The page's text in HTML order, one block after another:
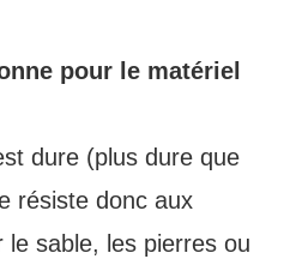
pour le matériel
dure (plus dure que
résiste donc aux
le sable, les pierres ou